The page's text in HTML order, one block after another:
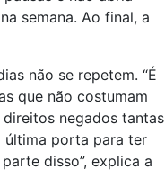
semana. Ao final, a
não se repetem. “É
que não costumam
negados tantas
última porta para ter
disso”, explica a